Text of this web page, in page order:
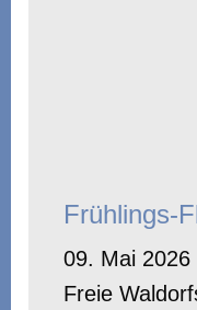
Frühlings-
09. Mai 2026
Freie